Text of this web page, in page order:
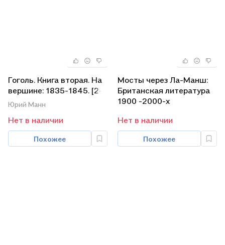
Гоголь. Книга вторая. На
вершине: 1835-1845. [2-е
изд. перераб. и доп.]
Юрий Манн
Нет в наличии
Похожее
Мосты через Ла-Манш:
Британская литература
1900 -2000-х
Нет в наличии
Похожее